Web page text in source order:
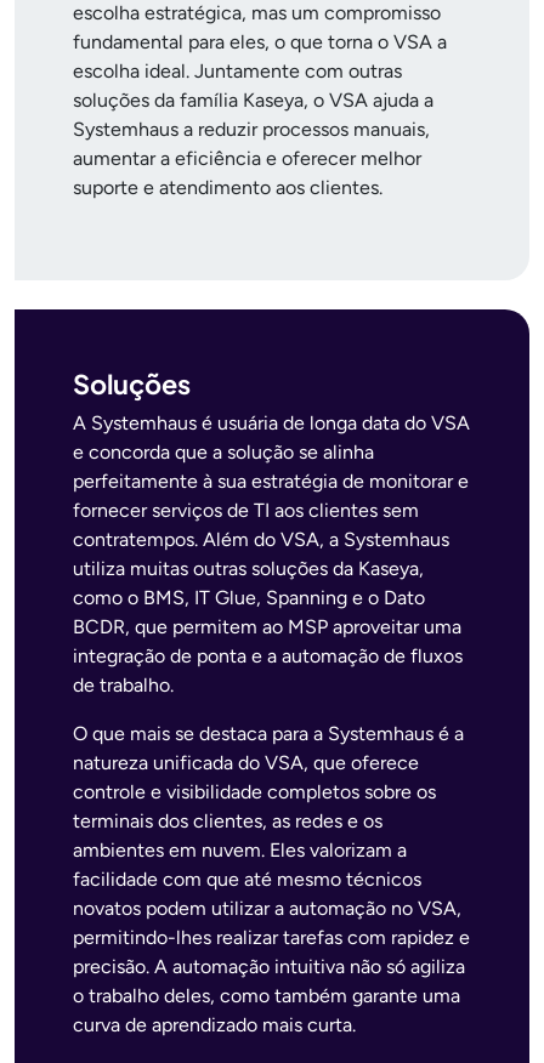
escolha estratégica, mas um compromisso
fundamental para eles, o que torna o VSA a
escolha ideal. Juntamente com outras
soluções da família Kaseya, o VSA ajuda a
Systemhaus a reduzir processos manuais,
aumentar a eficiência e oferecer melhor
suporte e atendimento aos clientes.
Soluções
A Systemhaus é usuária de longa data do VSA
e concorda que a solução se alinha
perfeitamente à sua estratégia de monitorar e
fornecer serviços de TI aos clientes sem
contratempos. Além do VSA, a Systemhaus
utiliza muitas outras soluções da Kaseya,
como o BMS, IT Glue, Spanning e o Dato
BCDR, que permitem ao MSP aproveitar uma
integração de ponta e a automação de fluxos
de trabalho.
O que mais se destaca para a Systemhaus é a
natureza unificada do VSA, que oferece
controle e visibilidade completos sobre os
terminais dos clientes, as redes e os
ambientes em nuvem. Eles valorizam a
facilidade com que até mesmo técnicos
novatos podem utilizar a automação no VSA,
permitindo-lhes realizar tarefas com rapidez e
precisão. A automação intuitiva não só agiliza
o trabalho deles, como também garante uma
curva de aprendizado mais curta.